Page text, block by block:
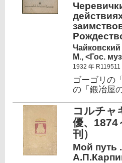
М., <Гос.
1932 年 R119511
ゴーゴリの
の「鍛冶屋
コルチャ
優、
刊）
Мой путь